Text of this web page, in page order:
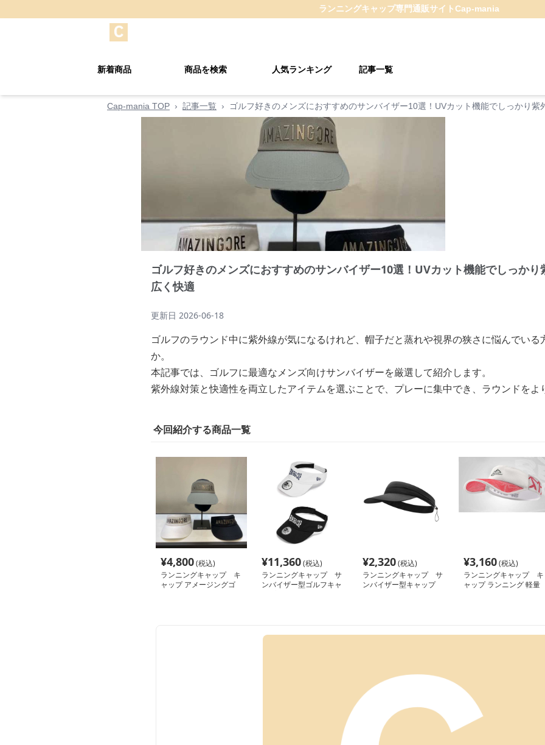
ランニングキャップ専門通販サイトCap-mania
新着商品 商品を検索 人気ランキング 記事一覧
Cap-mania TOP › 記事一覧 › ゴルフ好きのメンズにおすすめのサンバイザー10選！UVカット機能でしっかり紫
ゴルフ好きのメンズにおすすめのサンバイザー10選！UVカット機能でしっかり
広く快適
更新日 2026-06-18
ゴルフのラウンド中に紫外線が気になるけれど、帽子だと蒸れや視界の狭さに悩んでいる
か。
本記事では、ゴルフに最適なメンズ向けサンバイザーを厳選して紹介します。
紫外線対策と快適性を両立したアイテムを選ぶことで、プレーに集中でき、ラウンドをよ
今回紹介する商品一覧
¥4,800(税込)
ランニングキャップ キ
ャップ アメージングゴ
¥11,360(税込)
ランニングキャップ サ
ンバイザー型ゴルフキャ
¥2,320(税込)
ランニングキャップ サ
ンバイザー型キャップ
¥3,160(税込)
ランニングキャップ キ
ャップ ランニング 軽量